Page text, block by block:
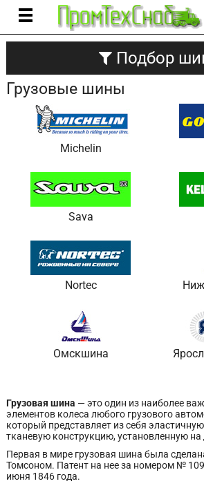
Подбор
Грузовые шины
Michelin
Sava
Nortec
Омскшина
Грузовая шина — это один из наиболее
элементов колеса любого грузового
который представляет из себя
тканевую конструкцию, установленную на
Первая в мире грузовая шина была
Томсоном. Патент на нее за номером №
июня 1846 года.